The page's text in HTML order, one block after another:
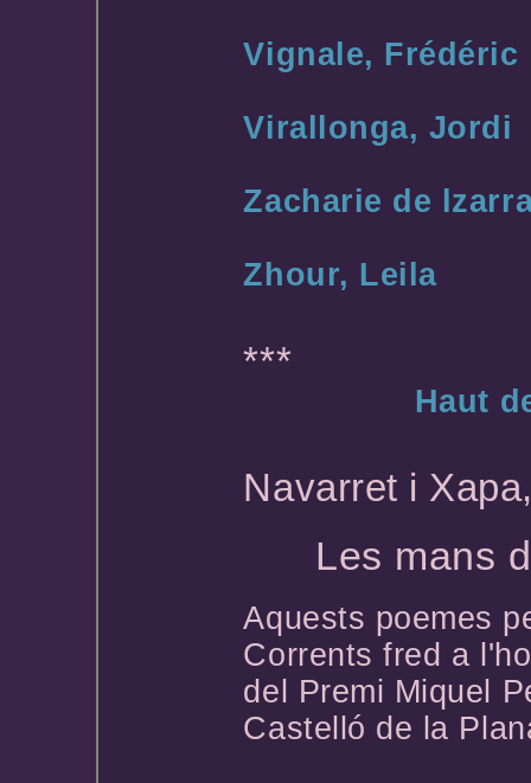
Vignale, Frédéric
Virallonga, Jordi
Zacharie de
Zhour, Leila
***
Haut
Navarret i
Les mans
Aquests poemes
Corrents fred a
del Premi Miquel
Castelló de la